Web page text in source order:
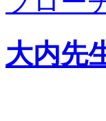
大内先